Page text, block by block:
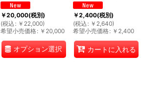
￥20,000(税別)
(税込 : ￥ 22,000)
希望小売価格: ￥ 20,000
オプション選択
￥2,400(税別)
(税込 : ￥ 2,640)
希望小売価格: ￥ 2,400
カートに入れる